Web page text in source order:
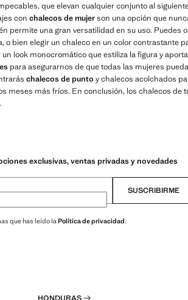
que elevan cualquier conjunto al
con chalecos de mujerson una opción que
permite una gran versatilidad en su uso. Puedes
o bien elegir un chaleco en un color contrastante
look monocromático que estiliza la figura y
para asegurarnos de que todas las mujeres
chalecos de punto y chalecos acolchados
meses más fríos. En conclusión, los chalecos de
exclusivas, ventas privadas y novedades
SUSCRIBIRME
que has leído la Política de privacidad.